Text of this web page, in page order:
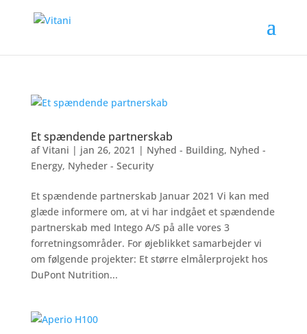
Et spændende partnerskab
afVitani | jan 26, 2021 | Nyhed - Building, Nyhed -
Energy, Nyheder - Security
Et spændende partnerskab Januar 2021 Vi kan med
glæde informere om, at vi har indgået et spændende
partnerskab med Intego A/S på alle vores 3
forretningsområder. For øjeblikket samarbejder vi
om følgende projekter: Et større elmålerprojekt hos
DuPont Nutrition...